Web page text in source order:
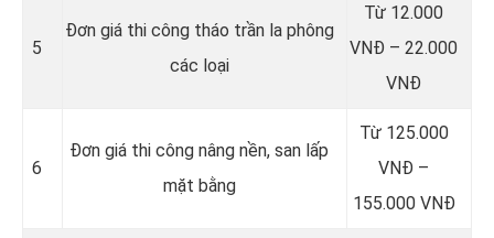
5
Đơn giá thi công tháo trần la phông
các loại
Từ 12.000
VNĐ – 22.000
VNĐ
6
Đơn giá thi công nâng nền, san lấp
mặt bằng
Từ 125.000
VNĐ –
155.000 VNĐ